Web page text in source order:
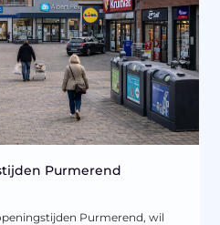
Purmerend
Purmerend, wil